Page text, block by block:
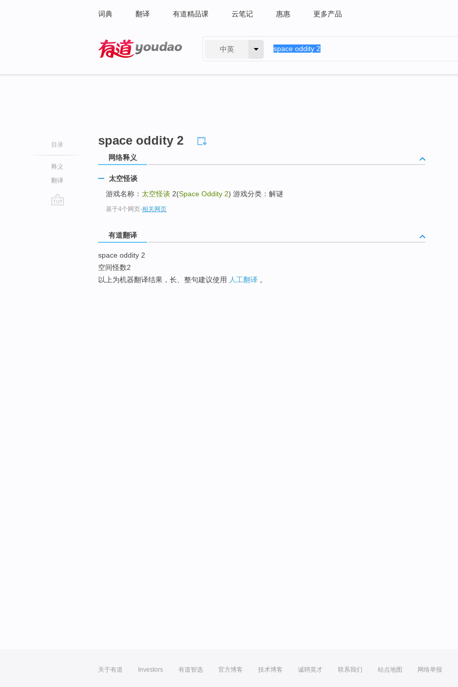
词典 翻译 有道精品课 云笔记 惠惠 更多产品
中英
目录
释义
翻译
space oddity 2
网络释义
太空怪谈
游戏名称： 太空怪谈 2(Space Oddity 2) 游戏分类：解谜
基于4个网页-相关网页
有道翻译
space oddity 2
空间怪数2
以上为机器翻译结果，长、整句建议使用 人工翻译 。
关于有道 Investors 有道智选 官方博客 技术博客 诚聘英才 联系我们 站点地图 网络举报